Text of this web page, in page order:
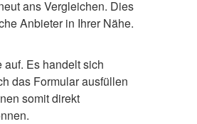
ans Vergleichen. Dies
Anbieter in Ihrer Nähe.
Es handelt sich
das Formular ausfüllen
somit direkt